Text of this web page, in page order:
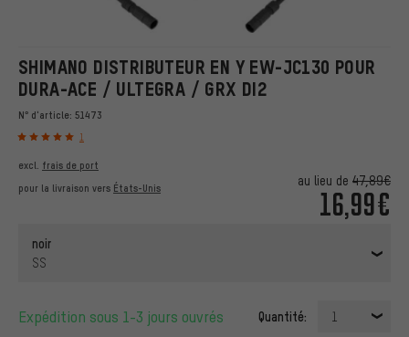
SHIMANO DISTRIBUTEUR EN Y EW-JC130 POUR
DURA-ACE / ULTEGRA / GRX DI2
N° d'article: 51473
1
au lieu de 47,89€
16,99€
excl. frais de port
pour la livraison vers États-Unis
noir
SS
Expédition sous 1-3 jours ouvrés Quantité: 1